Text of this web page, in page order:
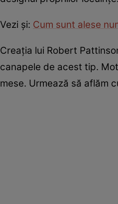
Vezi și: Cum sunt alese
Creația lui Robert
canapele de acest tip.
mese. Urmează să aflăm